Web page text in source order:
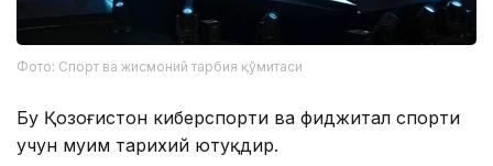
Фото: Спорт ва жисмоний тарбия қўмитаси
Бу Қозоғистон киберспорти ва фиджитал спорти
учун муҳим тарихий ютуқдир.